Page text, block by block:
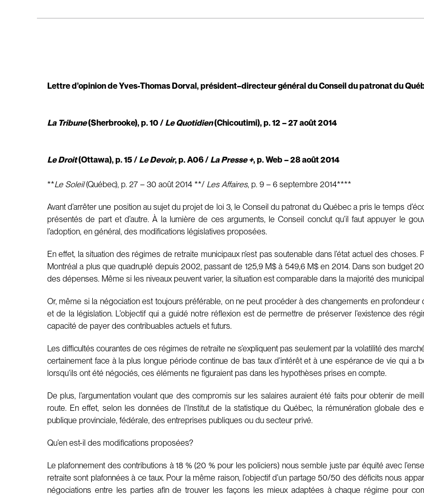
Lettre d’opinion de Yves-Thomas Dorval, président–directeur général du Conseil du patronat du
La Tribune(Sherbrooke), p. 10 / Le Quotidien(Chicoutimi), p. 12 – 27 août 2014
Le Droit(Ottawa), p. 15 / Le Devoir, p. A06 / La Presse +, p. Web – 28 août 2014
**Le Soleil(Québec), p. 27 – 30 août 2014 **/ Les Affaires, p. 9 – 6 septembre 2014****
Avant d’arrêter une position au sujet du projet de loi 3, le Conseil du patronat du Québec a pris le temps
présentés de part et d’autre. À la lumière de ces arguments, le Conseil conclut qu’il faut appuyer le
l’adoption, en général, des modifications législatives proposées.
En effet, la situation des régimes de retraite municipaux n’est pas soutenable dans l’état actuel des
Montréal a plus que quadruplé depuis 2002, passant de 125,9 M$ à 549,6 M$ en 2014. Dans son budget
des dépenses. Même si les niveaux peuvent varier, la situation est comparable dans la majorité des
Or, même si la négociation est toujours préférable, on ne peut procéder à des changements en
et de la législation. L’objectif qui a guidé notre réflexion est de permettre de préserver l’existence des
capacité de payer des contribuables actuels et futurs.
Les difficultés courantes de ces régimes de retraite ne s’expliquent pas seulement par la volatilité des
certainement face à la plus longue période continue de bas taux d’intérêt et à une espérance de vie qui a
lorsqu’ils ont été négociés, ces éléments ne figuraient pas dans les hypothèses prises en compte.
De plus, l’argumentation voulant que des compromis sur les salaires auraient été faits pour obtenir de
route. En effet, selon les données de l’Institut de la statistique du Québec, la rémunération globale
publique provinciale, fédérale, des entreprises publiques ou du secteur privé.
Qu’en est-il des modifications proposées?
Le plafonnement des contributions à 18 % (20 % pour les policiers) nous semble juste par équité avec
retraite sont plafonnées à ce taux. Pour la même raison, l’objectif d’un partage 50/50 des déficits nous
négociations entre les parties afin de trouver les façons les mieux adaptées à chaque régime pour